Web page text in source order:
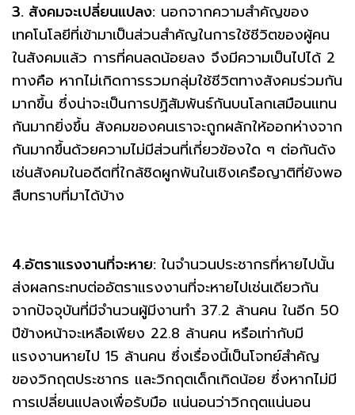
3. สังคมจะเปลี่ยนแปลง: นอกจากความสำคัญของ
เทคโนโลยีที่เข้ามาเป็นส่วนสำคัญในการใช้ชีวิตของผู้คน
ในสังคมแล้ว การที่คนลดน้อยลง จึงมีความเป็นไปได้ 2
ทางคือ หากไม่เกิดการรวมกลุ่มใช้ชีวิตทางสังคมร่วมกัน
มากขึ้น ซึ่งน่าจะเป็นการปฏิสัมพันธ์กันบนโลกเสมือนแทน
กันมากยิ่งขึ้น สังคมของคนเราจะถูกผลักให้ออกห่างจาก
กันมากขึ้นด้วยความไม่มีส่วนที่เกี่ยวข้องใด ๆ ต่อกันดัง
เช่นสังคมในอดีตที่ใกล้ชิดผูกพันในเชิงเครือญาติที่ยังพอ
สืบทราบที่มาได้บ้าง
4.อัตราแรงงานที่จะหาย: ในจำนวนประชากรที่หายไปนั้น
ส่งผลกระทบต่ออัตราแรงงานที่จะหายไปเช่นเดียวกัน
จากปัจจุบันที่มีจำนวนผู้มีงานทำ 37.2 ล้านคน ในอีก 50
ปีข้างหน้าจะเหลือเพียง 22.8 ล้านคน หรือเท่ากับมี
แรงงานหายไป 15 ล้านคน ซึ่งเรื่องนี้เป็นโจทย์สำคัญ
ของวิกฤตประชากร และวิกฤตเด็กเกิดน้อย ซึ่งหากไม่มี
การเปลี่ยนแปลงเพื่อรับมือ แน่นอนว่าวิกฤตแน่นอน